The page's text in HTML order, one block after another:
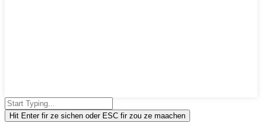
Hit Enter fir ze sichen oder ESC fir zou ze maachen